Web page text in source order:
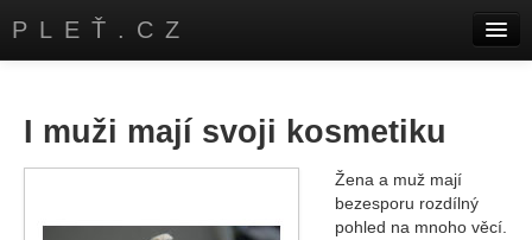
PLEŤ.CZ
Kontakty
I muži mají svoji kosmetiku
Žena a muž mají
bezesporu rozdílný
pohled na mnoho věcí.